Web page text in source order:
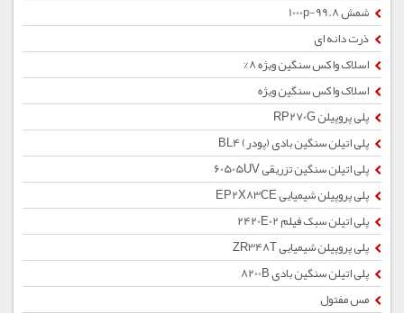
شمش 1000p-99.8
ذرت دانه ای
اسلاک واکس سنگین ویژه 8%
اسلاک واکس سنگین ویژه
پلی پروپیلن RP270G
پلی اتیلن سنگین بادی (پودر) BL4
پلی اتیلن سنگین تزریقی 60505UV
پلی پروپیلن شیمیایی EP2X83CE
پلی اتیلن سبک فیلم 2420E02
پلی پروپیلن شیمیایی ZR348T
پلی اتیلن سنگین بادی 8200B
مس مفتول